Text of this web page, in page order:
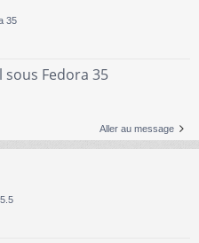
35
Fedora 35
Aller au message